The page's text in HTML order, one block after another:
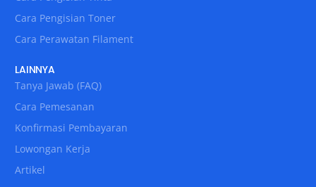
Cara Pengisian Toner
Cara Perawatan Filament
LAINNYA
Tanya Jawab (FAQ)
Cara Pemesanan
Konfirmasi Pembayaran
Lowongan Kerja
Artikel